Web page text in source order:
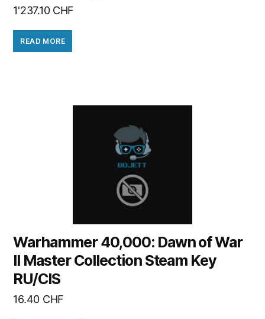
1'237.10 CHF
READ MORE
Warhammer 40,000: Dawn of War
II Master Collection Steam Key
RU/CIS
16.40 CHF